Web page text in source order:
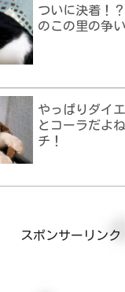
ついに決着！
のこの里の争い
やっぱりダイ
とコーラだよ
チ！
スポンサーリンク